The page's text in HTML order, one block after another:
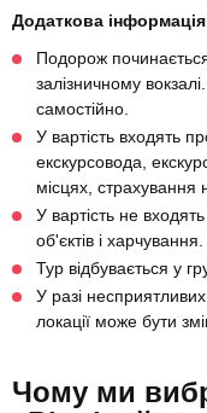
Додаткова інформація
Подорож починається
залізничному
самостійно.
У вартість входять
екскурсовода,
місцях, страхування
У вартість не
об'єктів і харчування.
Тур відбувається у
У разі
локації може бути
Чому ми